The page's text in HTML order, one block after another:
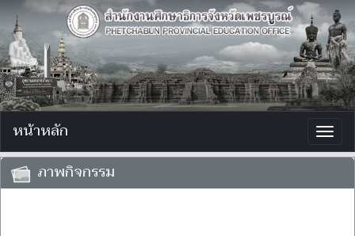
หน้าหลัก
ภาพกิจกรรม